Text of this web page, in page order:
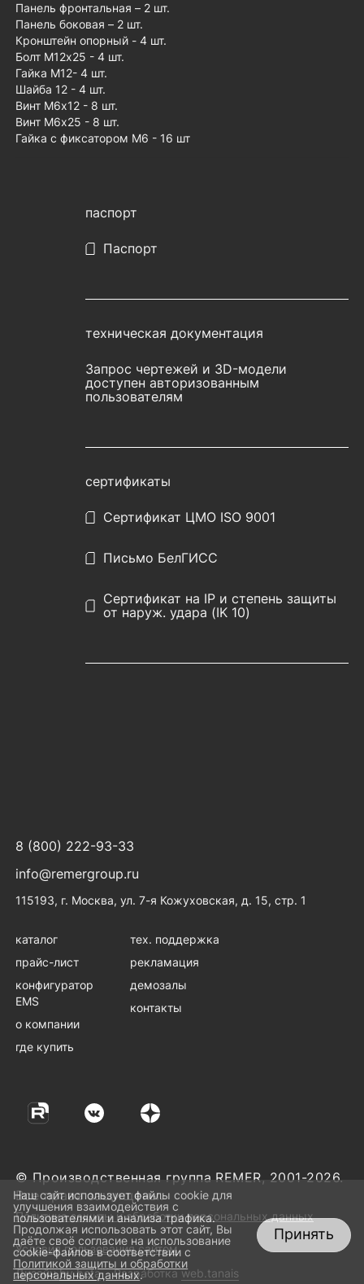
Панель фронтальная – 2 шт.
Панель боковая – 2 шт.
Кронштейн опорный - 4 шт.
Болт М12х25 - 4 шт.
Гайка М12- 4 шт.
Шайба 12 - 4 шт.
Винт М6х12 - 8 шт.
Винт М6х25 - 8 шт.
Гайка с фиксатором М6 - 16 шт
паспорт
Паспорт
техническая документация
Запрос чертежей и 3D-модели
доступен авторизованным
пользователям
сертификаты
Сертификат ЦМО ISO 9001
Письмо БелГИСС
Сертификат на IP и степень защиты
от наруж. удара (IK 10)
8 (800) 222-93-33
info@remergroup.ru
115193, г. Москва, ул. 7-я Кожуховская, д. 15, стр. 1
каталог
прайс-лист
конфигуратор
EMS
о компании
где купить
тех. поддержка
рекламация
демозалы
контакты
© Производственная группа REMER, 2001-2026.
Все права защищены.
Политика защиты и обработки персональных данных
Условия пользования сайтом
Дизайнby betaРазработкаweb.tanais
Наш сайт использует файлы cookie для
улучшения взаимодействия с
пользователями и анализа трафика.
Продолжая использовать этот сайт, Вы
даёте своё согласие на использование
cookie-файлов в соответствии с
Политикой защиты и обработки
персональных данных.
Принять